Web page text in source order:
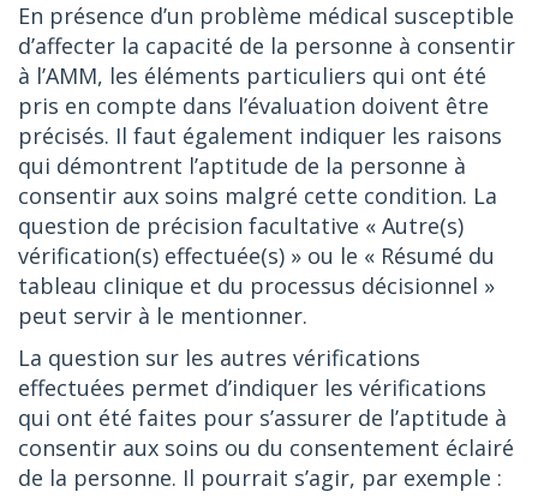
En présence d’un problème médical susceptible
d’affecter la capacité de la personne à consentir
à l’AMM, les éléments particuliers qui ont été
pris en compte dans l’évaluation doivent être
précisés. Il faut également indiquer les raisons
qui démontrent l’aptitude de la personne à
consentir aux soins malgré cette condition. La
question de précision facultative « Autre(s)
vérification(s) effectuée(s) » ou le « Résumé du
tableau clinique et du processus décisionnel »
peut servir à le mentionner.
La question sur les autres vérifications
effectuées permet d’indiquer les vérifications
qui ont été faites pour s’assurer de l’aptitude à
consentir aux soins ou du consentement éclairé
de la personne. Il pourrait s’agir, par exemple :